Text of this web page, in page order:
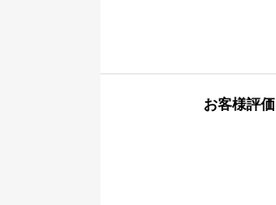
お客様評価